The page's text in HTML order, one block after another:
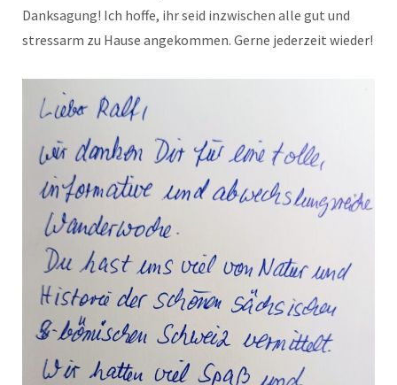
Danksagung! Ich hoffe, ihr seid inzwischen alle gut und
stressarm zu Hause angekommen. Gerne jederzeit wieder!